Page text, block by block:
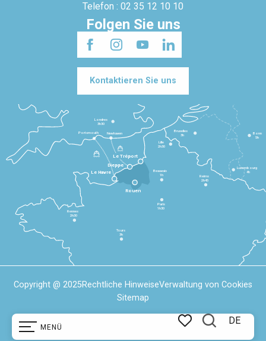
MENÜ
Suche
DE
Telefon : 02 35 12 10 10
Folgen Sie uns
Kontaktieren Sie uns
Le Havre
Dieppe
Le Tréport
Rennes
2h30
Tours
3h
Paris
1h30
Beauvais
1h
Reims
2h45
Lille
2h30
Bruxelles
3h
Londres
3h30
Newhaven
Portsmouth
Bonn
5h
Luxembourg
4h
Rouen
Copyright @ 2025Rechtliche HinweiseVerwaltung von Cookies
Sitemap